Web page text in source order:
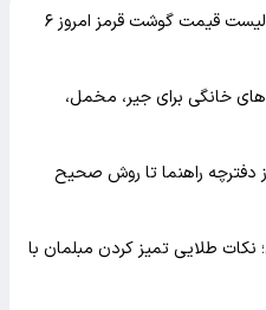
گوشت خورشتی کیلویی چند ؟! + لیست قیمت گوشت قرمز امروز ۶
خانگی برای جیر، مخمل،
دفترچه راهنما تا روش صحیح
نکات طلایی تمیز کردن مبلمان با